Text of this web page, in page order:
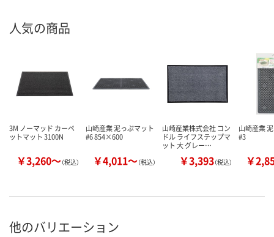
人気の商品
3M ノーマッド カーペ
ットマット 3100N
￥3,260～（税込）
山崎産業 泥っぷマット
#6 854×600
￥4,011～（税込）
山崎産業株式会社 コン
ドル ライフステップマ
ット 大 グレー…
￥3,393（税込）
山崎産業
#3
￥
他のバリエーション